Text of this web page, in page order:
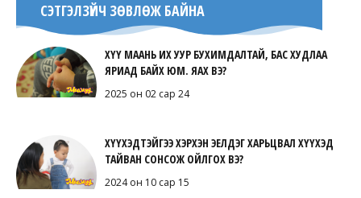
СЭТГЭЛЗҮЙЧ ЗӨВЛӨЖ БАЙНА
ХҮҮ МААНЬ ИХ УУР БУХИМДАЛТАЙ, БАС ХУДЛАА
ЯРИАД БАЙХ ЮМ. ЯАХ ВЭ?
2025 он 02 сар 24
ХҮҮХЭДТЭЙГЭЭ ХЭРХЭН ЭЕЛДЭГ ХАРЬЦВАЛ ХҮҮХЭД
ТАЙВАН СОНСОЖ ОЙЛГОХ ВЭ?
2024 он 10 сар 15